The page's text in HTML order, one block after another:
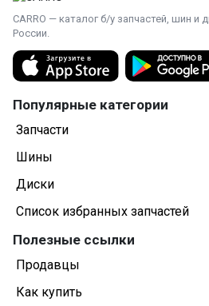
Кузовщина
порог (железо)
Электрика
, замок
радиатор основной
бачка, ещё 1
Стеклоочистители
трапеция стеклоочистителя
Оптика
CARRO — каталог б/у запчастей, шин и
России.
Популярные категории
Запчасти
Шины
Диски
Список избранных запчастей
Полезные ссылки
Продавцы
Как купить